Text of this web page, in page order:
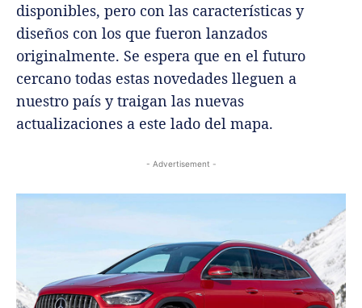
disponibles, pero con las características y
diseños con los que fueron lanzados
originalmente. Se espera que en el futuro
cercano todas estas novedades lleguen a
nuestro país y traigan las nuevas
actualizaciones a este lado del mapa.
- Advertisement -